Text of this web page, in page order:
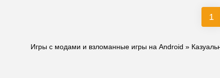
1
Игры с модами и взломанные игры на Android »